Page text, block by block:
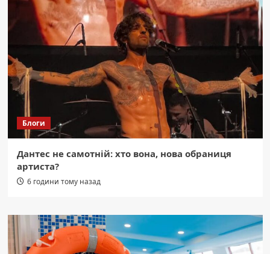
Блоги
Дантес не самотній: хто вона, нова обраниця
артиста?
6 години тому назад